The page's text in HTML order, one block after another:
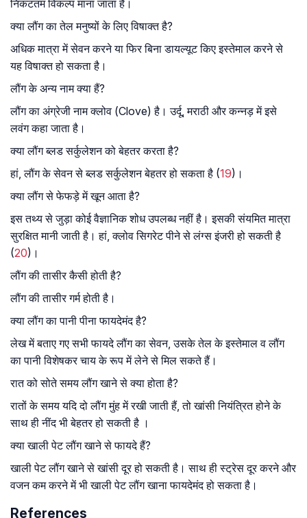
निकटतम विकल्प माना जाता है।
क्या लौंग का तेल मनुष्यों के लिए विषाक्त है?
अधिक मात्रा में सेवन करने या फिर बिना डायल्यूट किए इस्तेमाल करने से
यह विषाक्त हो सकता है।
लौंग के अन्य नाम क्या हैं?
लौंग का अंग्रेजी नाम क्लोव (Clove) है। उर्दू, मराठी और कन्नड़ में इसे
लवंग कहा जाता है।
क्या लौंग ब्लड सर्कुलेशन को बेहतर करता है?
हां, लौंग के सेवन से ब्लड सर्कुलेशन बेहतर हो सकता है (19)।
क्या लौंग से फेफड़े में खून आता है?
इस तथ्य से जुड़ा कोई वैज्ञानिक शोध उपलब्ध नहीं है। इसकी संयमित मात्रा
सुरक्षित मानी जाती है। हां, क्लोव सिगरेट पीने से लंग्स इंजरी हो सकती है
(20)।
लौंग की तासीर कैसी होती है?
लौंग की तासीर गर्म होती है।
क्या लौंग का पानी पीना फायदेमंद है?
लेख में बताए गए सभी फायदे लौंग का सेवन, उसके तेल के इस्तेमाल व लौंग
का पानी विशेषकर चाय के रूप में लेने से मिल सकते हैं।
रात को सोते समय लौंग खाने से क्या होता है?
रातों के समय यदि दो लौंग मुंह में रखी जाती हैं, तो खांसी नियंत्रित होने के
साथ ही नींद भी बेहतर हो सकती है ।
क्या खाली पेट लौंग खाने से फायदे हैं?
खाली पेट लौंग खाने से खांसी दूर हो सकती है। साथ ही स्ट्रेस दूर करने और
वजन कम करने में भी खाली पेट लौंग खाना फायदेमंद हो सकता है।
References